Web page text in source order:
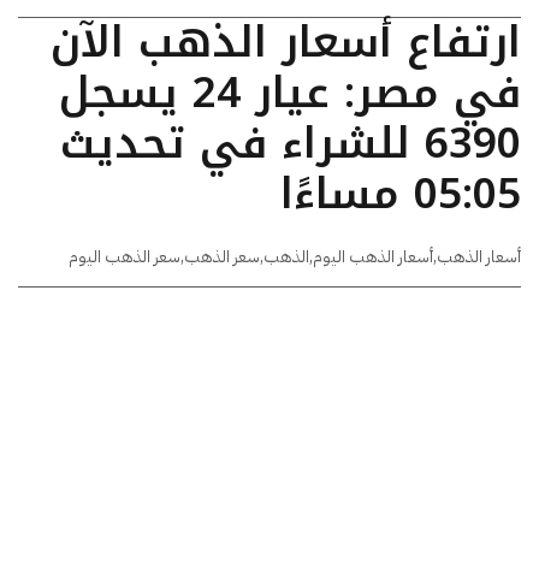
ارتفاع أسعار الذهب الآن
في مصر: عيار 24 يسجل
6390 للشراء في تحديث
05:05 مساءًا
أسعار الذهب,أسعار الذهب اليوم,الذهب,سعر الذهب,سعر الذهب اليوم